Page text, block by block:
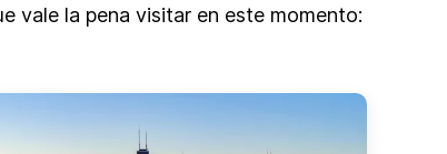
vale la pena visitar en este momento: